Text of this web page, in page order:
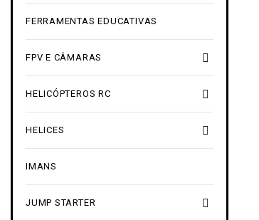
FERRAMENTAS EDUCATIVAS

FPV E CÂMARAS

HELICÓPTEROS RC

HELICES
IMANS

JUMP STARTER